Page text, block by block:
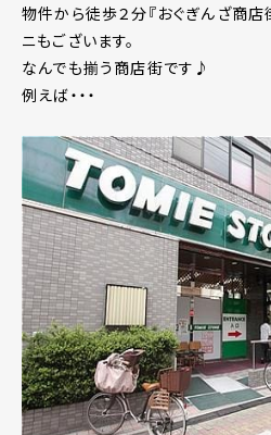
物件から徒歩２分『おぐぎんざ商店
ニもございます。
なんでも揃う商店街です♪
例えば・・・